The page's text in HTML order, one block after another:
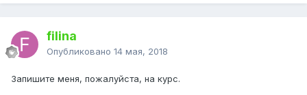
filina
Опубликовано 14 мая, 2018
Запишите меня, пожалуйста, на курс.